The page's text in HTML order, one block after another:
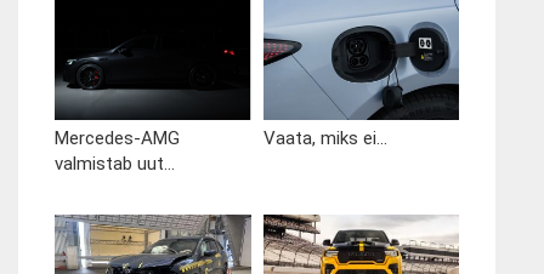
Mercedes-AMG
valmistab uut...
Vaata, miks ei...